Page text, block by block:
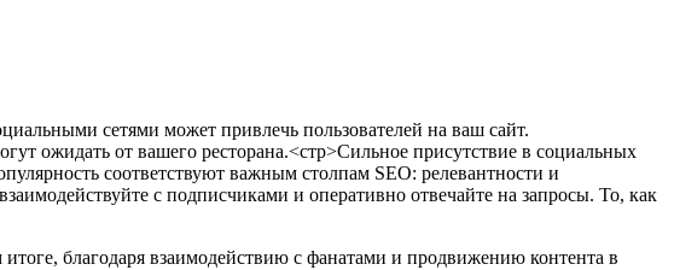
сетями может привлечь пользователей на ваш сайт.
ожидать от вашего ресторана.<стр>Сильное присутствие в социальных
соответствуют важным столпам SEO: релевантности и
с подписчиками и оперативно отвечайте на запросы. То, как
благодаря взаимодействию с фанатами и продвижению контента в